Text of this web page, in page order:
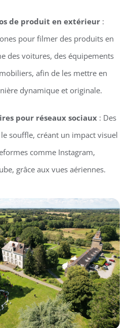
de produit en extérieur:
pour filmer des produits en
des voitures, des équipements
afin de les mettre en
dynamique et originale.
pour réseaux sociaux: Des
souffle, créant un impact visuel
comme Instagram,
grâce aux vues aériennes.